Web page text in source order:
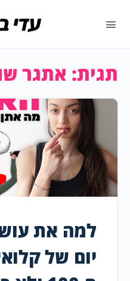
תגית: אתגר
יום של